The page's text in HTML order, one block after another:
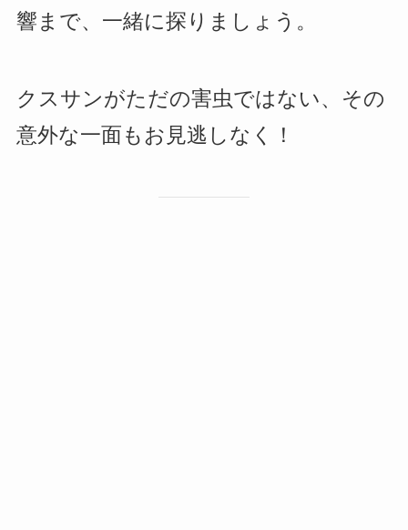
響まで、一緒に探りましょう。
クスサンがただの害虫ではない、その
意外な一面もお見逃しなく！